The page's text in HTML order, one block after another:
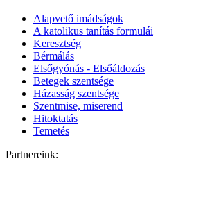
Alapvető imádságok
A katolikus tanítás formulái
Keresztség
Bérmálás
Elsőgyónás - Elsőáldozás
Betegek szentsége
Házasság szentsége
Szentmise, miserend
Hitoktatás
Temetés
Partnereink: